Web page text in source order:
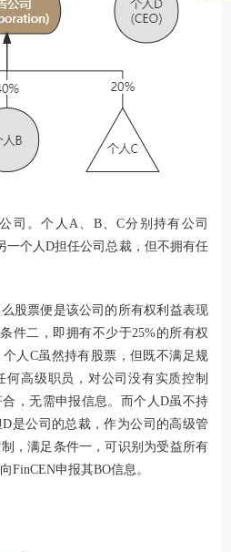
司。个人A、B、C分别持有公司
一个人D担任公司总裁，但不拥有任
股票便是该公司的所有权利益表现
件二，即拥有不少于25%的所有权
人C虽然持有股票，但既不满足规
何高级职员，对公司没有实质控制
，无需申报信息。而个人D虽不持
是公司的总裁，作为公司的高级管
，满足条件一，可识别为受益所有
FinCEN申报其BO信息。